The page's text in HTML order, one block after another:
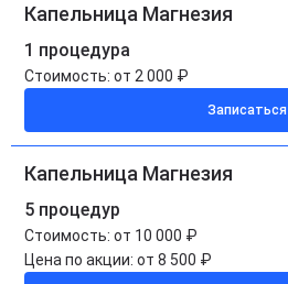
Капельница Магнезия
1 процедура
Стоимость: от 2 000 ₽
Записаться
Капельница Магнезия
5 процедур
Стоимость: от 10 000 ₽
Цена по акции: от 8 500 ₽